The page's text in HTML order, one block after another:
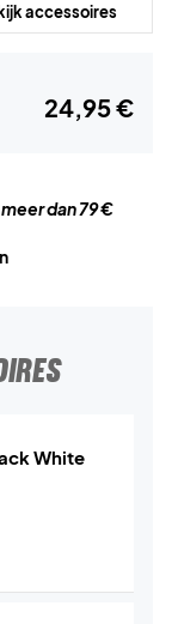
accessoires
24,95 €
dan 79 €
White